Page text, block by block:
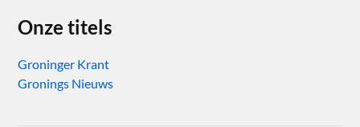
Onze titels
Groninger Krant
Gronings Nieuws